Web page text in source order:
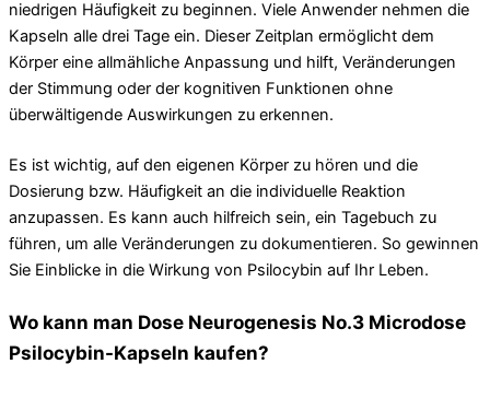
niedrigen Häufigkeit zu beginnen. Viele Anwender nehmen die
Kapseln alle drei Tage ein. Dieser Zeitplan ermöglicht dem
Körper eine allmähliche Anpassung und hilft, Veränderungen
der Stimmung oder der kognitiven Funktionen ohne
überwältigende Auswirkungen zu erkennen.
Es ist wichtig, auf den eigenen Körper zu hören und die
Dosierung bzw. Häufigkeit an die individuelle Reaktion
anzupassen. Es kann auch hilfreich sein, ein Tagebuch zu
führen, um alle Veränderungen zu dokumentieren. So gewinnen
Sie Einblicke in die Wirkung von Psilocybin auf Ihr Leben.
Wo kann man Dose Neurogenesis No.3 Microdose
Psilocybin-Kapseln kaufen?